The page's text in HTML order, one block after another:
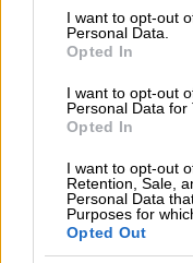
consent section.
I want to opt-out
Personal Data.
Opted In
I want to opt-out
Personal Data for
Opted In
I want to opt-out
Retention, Sale,
Personal Data
Purposes for
Opted Out
Κόσμος|
Στα
Ακυρώθηκε η
επικοινωνία
απρόβλεπτες
Σε τι έκαναν